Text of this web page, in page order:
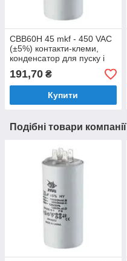
CBB60H 45 mkf - 450 VAC
(±5%) контакти-клеми,
конденсатор для пуску і
191,70 ₴
Купити
Подібні товари компанії